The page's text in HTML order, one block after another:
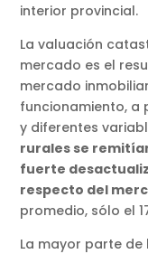
interior provincial.
La valuación
mercado es el
mercado
funcionamiento, a
y diferentes
rurales se
fuerte
respecto del
promedio, sólo el
La mayor parte de